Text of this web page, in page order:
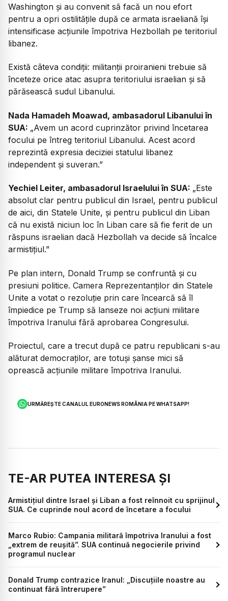
Washington și au convenit să facă un nou efort
pentru a opri ostilitățile după ce armata israeliană își
intensificase acțiunile împotriva Hezbollah pe teritoriul
libanez.
Există câteva condiții: militanții proiranieni trebuie să
înceteze orice atac asupra teritoriului israelian și să
părăsească sudul Libanului.
Nada Hamadeh Moawad, ambasadorul Libanului în
SUA: „Avem un acord cuprinzător privind încetarea
focului pe întreg teritoriul Libanului. Acest acord
reprezintă expresia deciziei statului libanez
independent și suveran.”
Yechiel Leiter, ambasadorul Israelului în SUA: „Este
absolut clar pentru publicul din Israel, pentru publicul
de aici, din Statele Unite, și pentru publicul din Liban
că nu există niciun loc în Liban care să fie ferit de un
răspuns israelian dacă Hezbollah va decide să încalce
armistițiul.”
Pe plan intern, Donald Trump se confruntă și cu
presiuni politice. Camera Reprezentanților din Statele
Unite a votat o rezoluție prin care încearcă să îl
împiedice pe Trump să lanseze noi acțiuni militare
împotriva Iranului fără aprobarea Congresului.
Proiectul, care a trecut după ce patru republicani s-au
alăturat democraților, are totuși șanse mici să
oprească acțiunile militare împotriva Iranului.
URMĂREȘTE CANALUL EURONEWS ROMÂNIA PE WHATSAPP!
TE-AR PUTEA INTERESA ȘI
Armistițiul dintre Israel și Liban a fost reînnoit cu sprijinul
SUA. Ce cuprinde noul acord de încetare a focului
Marco Rubio: Campania militară împotriva Iranului a fost
„extrem de reușită”. SUA continuă negocierile privind
programul nuclear
Donald Trump contrazice Iranul: „Discuțiile noastre au
continuat fără întrerupere”